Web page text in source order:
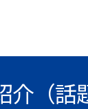
（話